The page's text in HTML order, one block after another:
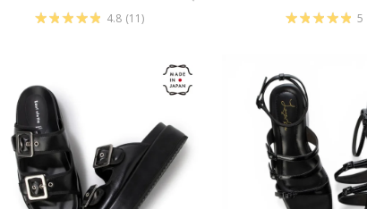
4.8 (11) 5